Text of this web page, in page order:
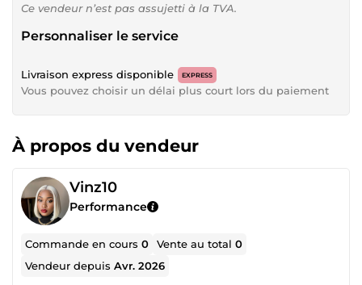
Ce vendeur n’est pas assujetti à la TVA.
Personnaliser le service
Livraison express disponible EXPRESS
Vous pouvez choisir un délai plus court lors du paiement
À propos du vendeur
Vinz10
Performance
Commande en cours0 Vente au total0
Vendeur depuisAvr. 2026